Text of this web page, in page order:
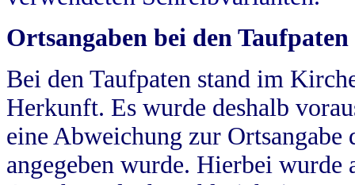
Ortsangaben bei den Taufpaten
Bei den Taufpaten stand im
Herkunft. Es wurde deshalb
eine Abweichung zur
angegeben wurde. Hierbei wurde